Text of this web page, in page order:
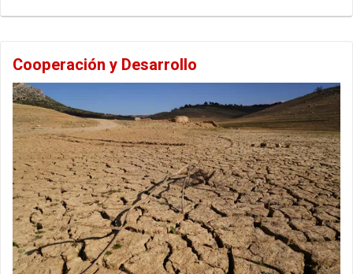
Cooperación y Desarrollo